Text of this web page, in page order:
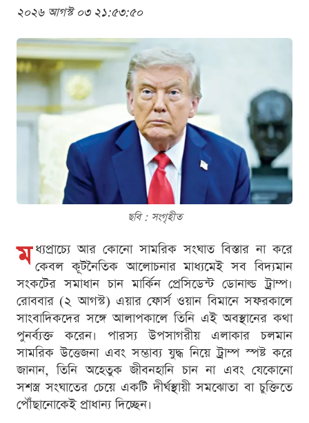
২০২৬ আগস্ট ০৩ ২১:৫৩:৫০
ছবি : সংগৃহীত
ম ধ্যপ্রাচ্যে আর কোনো সামরিক সংঘাত বিস্তার না করে
কেবল কূটনৈতিক আলোচনার মাধ্যমেই সব বিদ্যমান
সংকটের সমাধান চান মার্কিন প্রেসিডেন্ট ডোনাল্ড ট্রাম্প।
রোববার (২ আগস্ট) এয়ার ফোর্স ওয়ান বিমানে সফরকালে
সাংবাদিকদের সঙ্গে আলাপকালে তিনি এই অবস্থানের কথা
পুনর্ব্যক্ত করেন। পারস্য উপসাগরীয় এলাকার চলমান
সামরিক উত্তেজনা এবং সম্ভাব্য যুদ্ধ নিয়ে ট্রাম্প স্পষ্ট করে
জানান, তিনি অহেতুক জীবনহানি চান না এবং যেকোনো
সশস্ত্র সংঘাতের চেয়ে একটি দীর্ঘস্থায়ী সমঝোতা বা চুক্তিতে
পৌঁছানোকেই প্রাধান্য দিচ্ছেন।